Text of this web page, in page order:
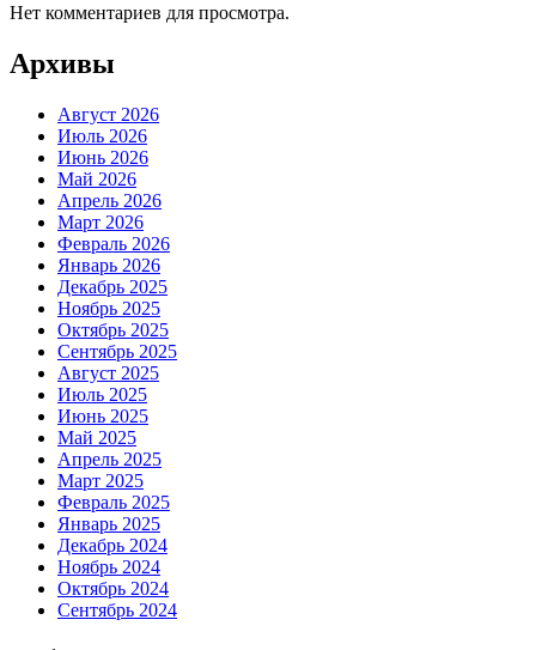
Нет комментариев для просмотра.
Архивы
Август 2026
Июль 2026
Июнь 2026
Май 2026
Апрель 2026
Март 2026
Февраль 2026
Январь 2026
Декабрь 2025
Ноябрь 2025
Октябрь 2025
Сентябрь 2025
Август 2025
Июль 2025
Июнь 2025
Май 2025
Апрель 2025
Март 2025
Февраль 2025
Январь 2025
Декабрь 2024
Ноябрь 2024
Октябрь 2024
Сентябрь 2024